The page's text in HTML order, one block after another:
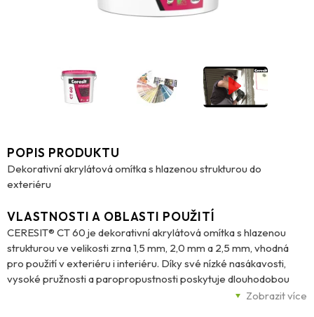
POPIS PRODUKTU
Dekorativní akrylátová omítka s hlazenou strukturou do
exteriéru
Zobrazit více
VLASTNOSTI A OBLASTI POUŽITÍ
CERESIT® CT 60 je dekorativní akrylátová omítka s hlazenou
strukturou ve velikosti zrna 1,5 mm, 2,0 mm a 2,5 mm, vhodná
pro použití v exteriéru i interiéru. Díky své nízké nasákavosti,
vysoké pružnosti a paropropustnosti poskytuje dlouhodobou
odolnost proti povětrnostním vlivům i mechanickému poškození.